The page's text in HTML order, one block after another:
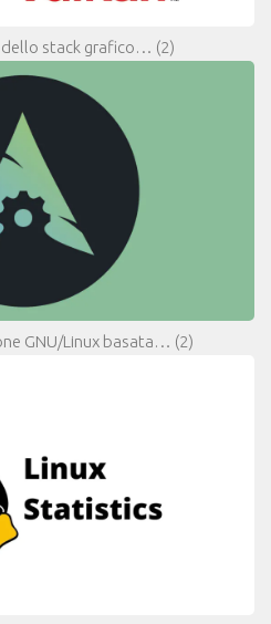
dello stack grafico… (2)
GNU/Linux basata… (2)